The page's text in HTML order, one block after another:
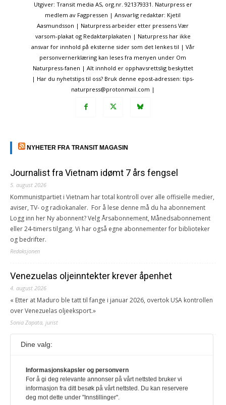
Utgiver: Transit media AS, org.nr. 921379331. Naturpress er
medlem av Fagpressen | Ansvarlig redaktør: Kjetil
Aasmundsson | Naturpress arbeider etter pressens Vær
varsom-plakat og Redaktørplakaten | Naturpress har ikke
ansvar for innhold på eksterne sider som det lenkes til | Vår
personvernerklæring kan leses fra menyen under Om
Naturpress-fanen | Alt innhold er opphavsrettslig beskyttet
| Har du nyhetstips til oss? Bruk denne epost-adressen: tips-
naturpress@protonmail.com |
NYHETER FRA TRANSIT MAGASIN
Journalist fra Vietnam idømt 7 års fengsel
5. august 2026
Kommunistpartiet i Vietnam har total kontroll over alle offisielle medier,
aviser, TV- og radiokanaler. For å lese denne må du ha abonnement
Logg inn her Ny abonnent? Velg Årsabonnement, Månedsabonnement
eller 24-timers tilgang. Vi har også egne abonnementer for biblioteker
og bedrifter.
Redaksjonen
Venezuelas oljeinntekter krever åpenhet
4. august 2026
« Etter at Maduro ble tatt til fange i januar 2026, overtok USA kontrollen
over Venezuelas oljeeksport.»
Sonia Zapata, jurist
117,8 millioner er på flukt, en nedgang fra forrige
1. august 2026
Ville ha tilsvart verdens trettende største land i folketall. For å lese
denne må du ha abonnement Logg inn her Ny abonnent? Velg
Dine valg:
Informasjonskapsler og personvern
For å gi deg relevante annonser på vårt nettsted bruker vi
informasjon fra ditt besøk på vårt nettsted. Du kan reservere
deg mot dette under "Innstillinger".